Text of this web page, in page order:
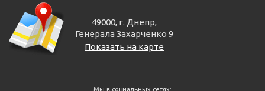
49000, г. Днепр,
Генерала Захарченко 9
Показать на карте
Мы в социальных сетях: